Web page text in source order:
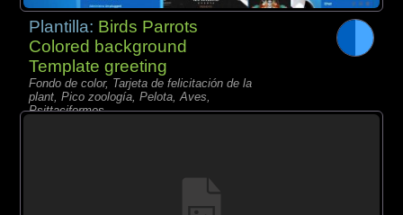
Plantilla: Birds Parrots
Colored background
Template greeting
Fondo de color, Tarjeta de felicitación de la
plant, Pico zoología, Pelota, Aves,
Psittaciformes,